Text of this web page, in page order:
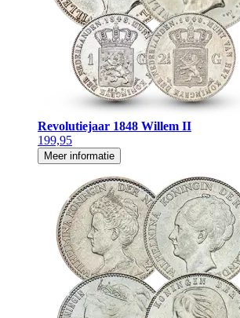
Revolutiejaar 1848 Willem II
199,95
Meer informatie